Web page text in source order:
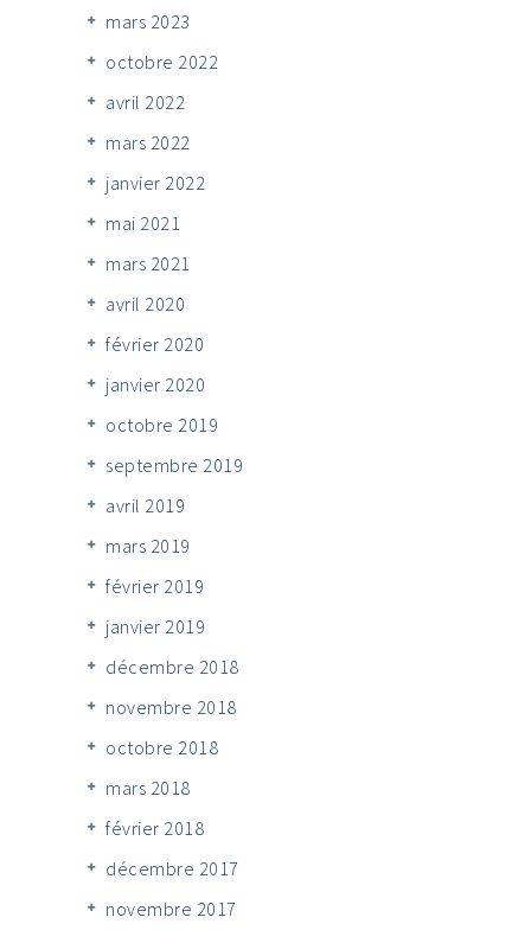
mars 2023
octobre 2022
avril 2022
mars 2022
janvier 2022
mai 2021
mars 2021
avril 2020
février 2020
janvier 2020
octobre 2019
septembre 2019
avril 2019
mars 2019
février 2019
janvier 2019
décembre 2018
novembre 2018
octobre 2018
mars 2018
février 2018
décembre 2017
novembre 2017